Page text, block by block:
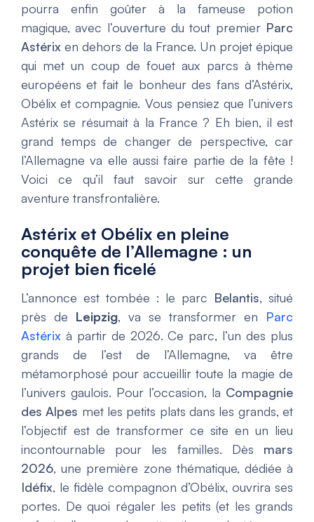
pourra enfin goûter à la fameuse potion
magique, avec l’ouverture du tout premier Parc
Astérix en dehors de la France. Un projet épique
qui met un coup de fouet aux parcs à thème
européens et fait le bonheur des fans d’Astérix,
Obélix et compagnie. Vous pensiez que l’univers
Astérix se résumait à la France ? Eh bien, il est
grand temps de changer de perspective, car
l’Allemagne va elle aussi faire partie de la fête !
Voici ce qu’il faut savoir sur cette grande
aventure transfrontalière.
Astérix et Obélix en pleine
conquête de l’Allemagne : un
projet bien ficelé
L’annonce est tombée : le parc Belantis, situé
près de Leipzig, va se transformer en Parc
Astérix à partir de 2026. Ce parc, l’un des plus
grands de l’est de l’Allemagne, va être
métamorphosé pour accueillir toute la magie de
l’univers gaulois. Pour l’occasion, la Compagnie
des Alpes met les petits plats dans les grands, et
l’objectif est de transformer ce site en un lieu
incontournable pour les familles. Dès mars
2026, une première zone thématique, dédiée à
Idéfix, le fidèle compagnon d’Obélix, ouvrira ses
portes. De quoi régaler les petits (et les grands